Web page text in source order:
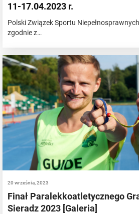
11-17.04.2023 r.
Polski Związek Sportu Niepełnosprawnych
zgodnie z…
20 września, 2023
Finał Paralekkoatletycznego
Sieradz 2023 [Galeria]